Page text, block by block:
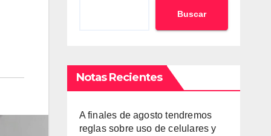
Buscar
Notas Recientes
A finales de agosto tendremos
reglas sobre uso de celulares y